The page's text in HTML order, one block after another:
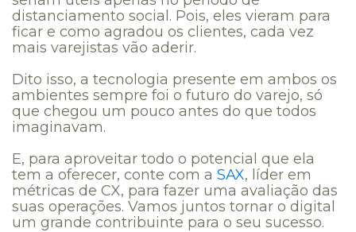
distanciamento social. Pois, eles vieram para
ficar e como agradou os clientes, cada vez
mais varejistas vão aderir.
Dito isso, a tecnologia presente em ambos os
ambientes sempre foi o futuro do varejo, só
que chegou um pouco antes do que todos
imaginavam.
E, para aproveitar todo o potencial que ela
tem a oferecer, conte com a SAX, líder em
métricas de CX, para fazer uma avaliação das
suas operações. Vamos juntos tornar o digital
um grande contribuinte para o seu sucesso.